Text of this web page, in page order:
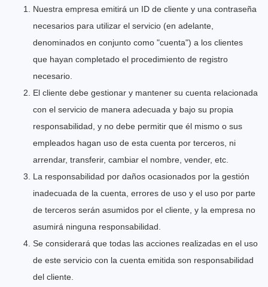
Nuestra empresa emitirá un ID de cliente y una contraseña
necesarios para utilizar el servicio (en adelante,
denominados en conjunto como "cuenta") a los clientes
que hayan completado el procedimiento de registro
necesario.
El cliente debe gestionar y mantener su cuenta relacionada
con el servicio de manera adecuada y bajo su propia
responsabilidad, y no debe permitir que él mismo o sus
empleados hagan uso de esta cuenta por terceros, ni
arrendar, transferir, cambiar el nombre, vender, etc.
La responsabilidad por daños ocasionados por la gestión
inadecuada de la cuenta, errores de uso y el uso por parte
de terceros serán asumidos por el cliente, y la empresa no
asumirá ninguna responsabilidad.
Se considerará que todas las acciones realizadas en el uso
de este servicio con la cuenta emitida son responsabilidad
del cliente.